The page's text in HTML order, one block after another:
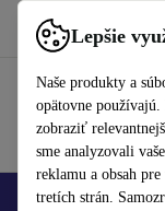
Lepšie
Naše produkty a
opätovne používajú.
zobraziť
sme analyzovali
reklamu a obsah
tretích strán.
používať refurbed
Mobilné telefóny